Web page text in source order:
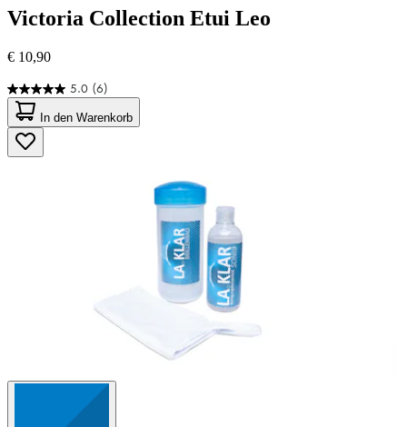
Victoria Collection Etui Leo
€ 10,90
5.0 (6)
5.0
von
5
Sternen.
6
In den Warenkorb